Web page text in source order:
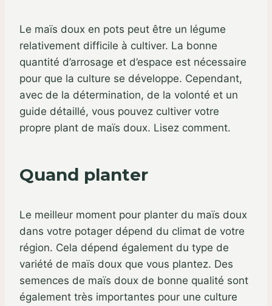
Le maïs doux en pots peut être un légume
relativement difficile à cultiver. La bonne
quantité d’arrosage et d’espace est nécessaire
pour que la culture se développe. Cependant,
avec de la détermination, de la volonté et un
guide détaillé, vous pouvez cultiver votre
propre plant de maïs doux. Lisez comment.
Quand planter
Le meilleur moment pour planter du maïs doux
dans votre potager dépend du climat de votre
région. Cela dépend également du type de
variété de maïs doux que vous plantez. Des
semences de maïs doux de bonne qualité sont
également très importantes pour une culture